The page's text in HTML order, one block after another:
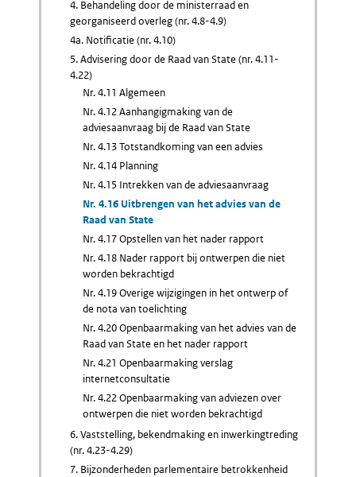
4. Behandeling door de ministerraad en
georganiseerd overleg (nr. 4.8-4.9)
4a. Notificatie (nr. 4.10)
5. Advisering door de Raad van State (nr. 4.11-
4.22)
Nr. 4.11 Algemeen
Nr. 4.12 Aanhangigmaking van de
adviesaanvraag bij de Raad van State
Nr. 4.13 Totstandkoming van een advies
Nr. 4.14 Planning
Nr. 4.15 Intrekken van de adviesaanvraag
Nr. 4.16 Uitbrengen van het advies van de
Raad van State
Nr. 4.17 Opstellen van het nader rapport
Nr. 4.18 Nader rapport bij ontwerpen die niet
worden bekrachtigd
Nr. 4.19 Overige wijzigingen in het ontwerp of
de nota van toelichting
Nr. 4.20 Openbaarmaking van het advies van de
Raad van State en het nader rapport
Nr. 4.21 Openbaarmaking verslag
internetconsultatie
Nr. 4.22 Openbaarmaking van adviezen over
ontwerpen die niet worden bekrachtigd
6. Vaststelling, bekendmaking en inwerkingtreding
(nr. 4.23-4.29)
7. Bijzonderheden parlementaire betrokkenheid